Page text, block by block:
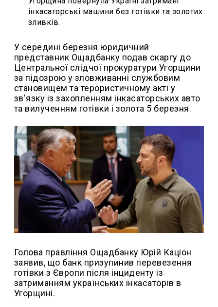
інкасаторські машини без готівки та золотих
зливків.
У середині березня юридичний
представник Ощадбанку подав скаргу до
Центральної слідчої прокуратури Угорщини
за підозрою у зловживанні службовим
становищем та терористичному акті у
зв'язку із захопленням інкасаторських авто
та вилученням готівки і золота 5 березня.
Голова правління Ощадбанку Юрій Каціон
заявив, що банк призупинив перевезення
готівки з Європи після інциденту із
затриманням українських інкасаторів в
Угорщині.